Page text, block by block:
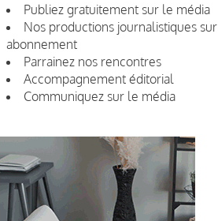
Publiez gratuitement sur le média
Nos productions journalistiques sur
abonnement
Parrainez nos rencontres
Accompagnement éditorial
Communiquez sur le média